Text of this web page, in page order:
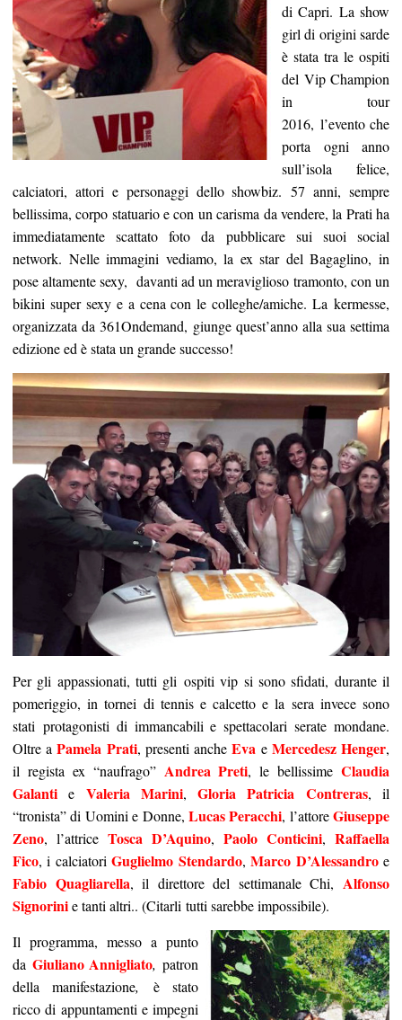
di Capri. La show
girl di origini sarde
è stata tra le ospiti
del Vip Champion
in tour
2016, l’evento che
porta ogni anno
sull’isola felice,
calciatori, attori e personaggi dello showbiz. 57 anni, sempre
bellissima, corpo statuario e con un carisma da vendere, la Prati ha
immediatamente scattato foto da pubblicare sui suoi social
network. Nelle immagini vediamo, la ex star del Bagaglino, in
pose altamente sexy, davanti ad un meraviglioso tramonto, con un
bikini super sexy e a cena con le colleghe/amiche. La kermesse,
organizzata da 361Ondemand, giunge quest’anno alla sua settima
edizione ed è stata un grande successo!
Per gli appassionati, tutti gli ospiti vip si sono sfidati, durante il
pomeriggio, in tornei di tennis e calcetto e la sera invece sono
stati protagonisti di immancabili e spettacolari serate mondane.
Oltre aPamela Prati, presenti ancheEva e Mercedesz Henger,
il regista ex “naufrago” Andrea Preti, le bellissime Claudia
Galanti e Valeria Marini,Gloria Patricia Contreras, il
“tronista” di Uomini e Donne, Lucas Peracchi, l’attoreGiuseppe
Zeno, l’attrice Tosca D’Aquino, Paolo Conticini, Raffaella
Fico, i calciatoriGuglielmo Stendardo,Marco D’Alessandroe
Fabio Quagliarella, il direttore del settimanale Chi, Alfonso
Signorinie tanti altri.. (Citarli tutti sarebbe impossibile).
Il programma, messo a punto
da Giuliano Annigliato,patron
della manifestazione, è stato
ricco di appuntamenti e impegni